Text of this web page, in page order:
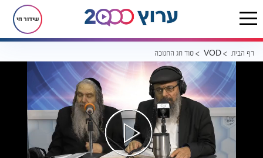
שידור חי
דף הבית VOD סוד חג החנוכה